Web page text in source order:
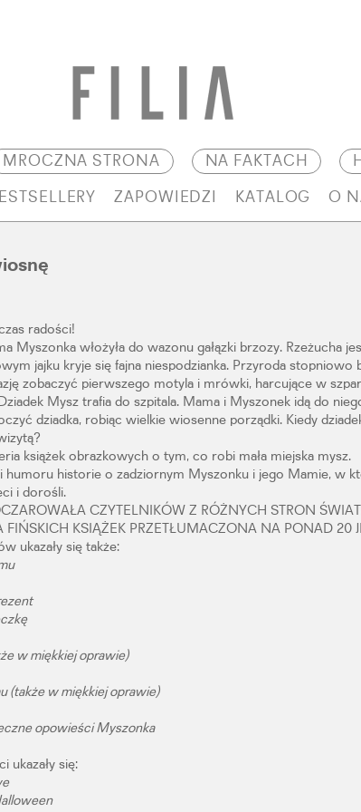
MROCZNA STRONA NA FAKTACH
ZAPOWIEDZI KATALOG O
radości!
Myszonka włożyła do wazonu gałązki brzozy. Rzeżucha
jajku kryje się fajna niespodzianka. Przyroda stopniowo
zobaczyć pierwszego motyla i mrówki, harcujące w
Mysz trafia do szpitala. Mama i Myszonek idą do
dziadka, robiąc wielkie wiosenne porządki. Kiedy
książek obrazkowych o tym, co robi mała miejska mysz.
i humoru historie o zadziornym Myszonku i jego Mamie, w
i dorośli.
CZYTELNIKÓW Z RÓŻNYCH STRON
FIŃSKICH KSIĄŻEK PRZETŁUMACZONA NA PONAD 20
ukazały się także:
w miękkiej oprawie)
(także w miękkiej oprawie)
opowieści Myszonka
ukazały się: